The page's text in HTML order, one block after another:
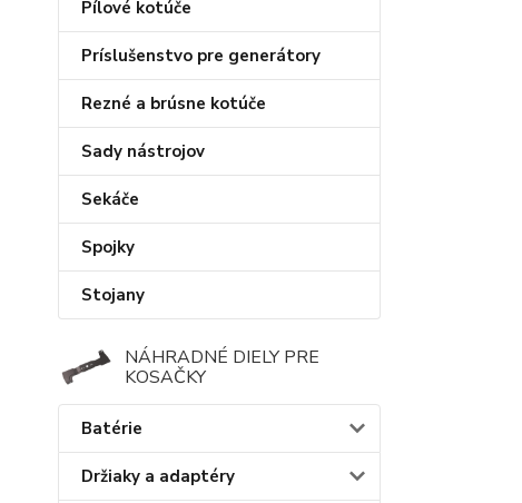
Pílové kotúče
Príslušenstvo pre generátory
Rezné a brúsne kotúče
Sady nástrojov
Sekáče
Spojky
Stojany
NÁHRADNÉ DIELY PRE
KOSAČKY
Batérie
Držiaky a adaptéry